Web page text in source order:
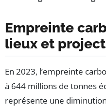
Empreinte
lieux et
En 2023, l’empreinte
à 644 millions de tonnes
représente une